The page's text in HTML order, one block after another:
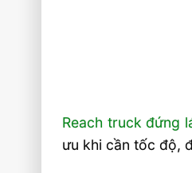
Reach truck đứng
ưu khi cần tốc độ,